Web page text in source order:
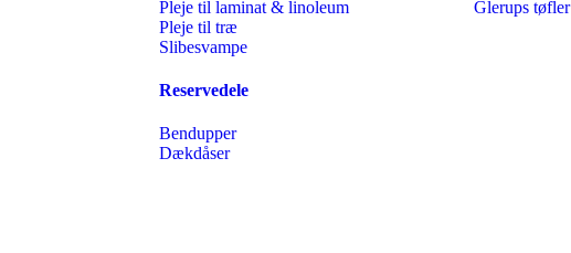
Pleje til laminat & linoleum
Pleje til træ
Slibesvampe
Reservedele
Bendupper
Dækdåser
Glerups tøfler